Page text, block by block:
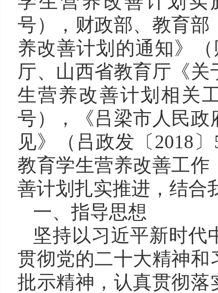
号），财政部、教育
养改善计划的通知》
（
厅、山西省教育厅《
生营养改善计划相关
号）
，《吕梁市人民
见》（吕政发〔 2018
教育学生营养改善工
善计划扎实推进，结合
一、指导思想
坚持以习近平新时代
贯彻党的二十大精神
批示精神，认真贯彻